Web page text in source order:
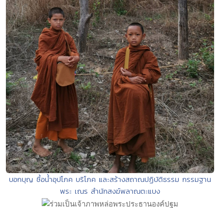
บอกบุญ ซื้อน้ำอุปโภค บริโภค และสร้างสถาณปฏิบัติธรรม กรรมฐาน
พระ เณร สำนักสงฆ์พลาณตะแบง